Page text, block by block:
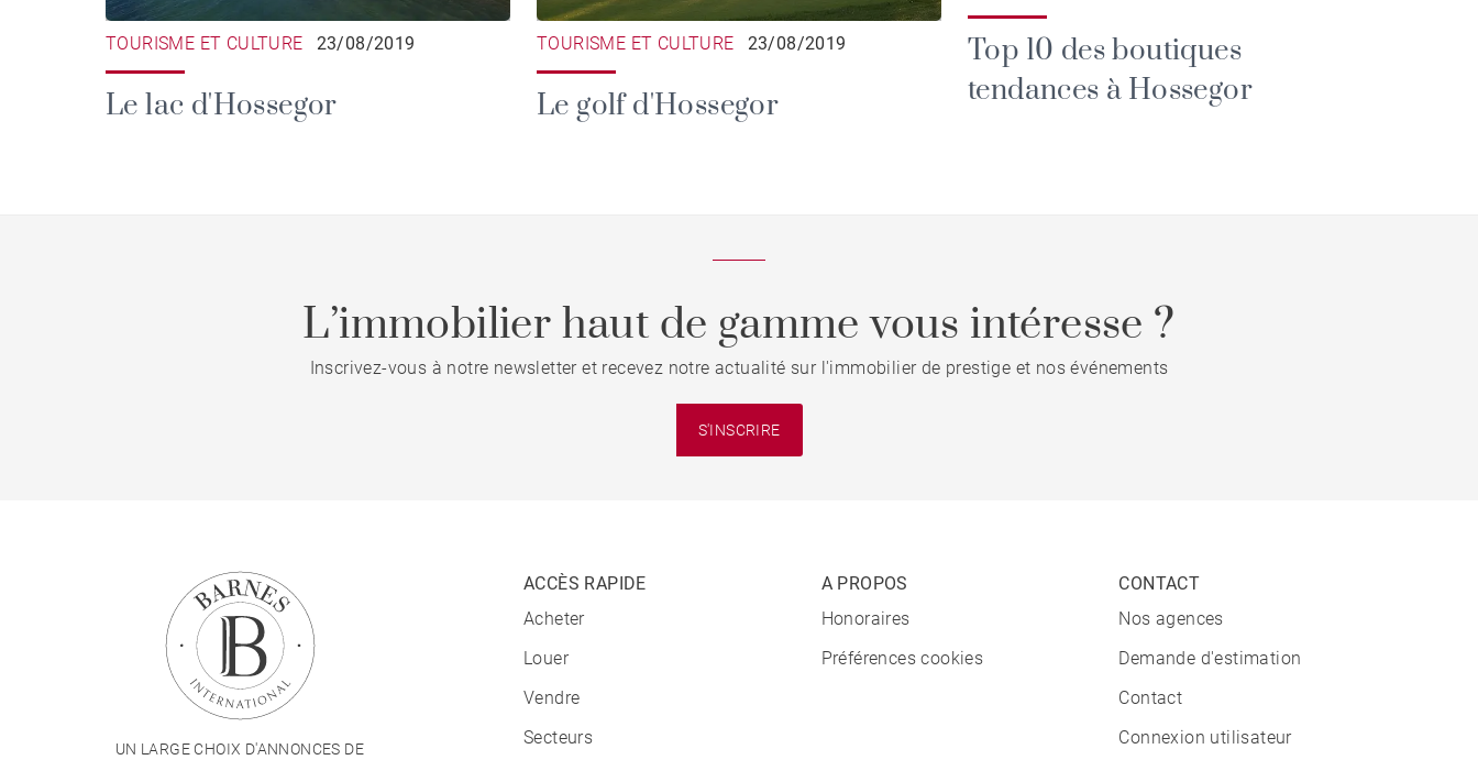
TOURISME ET CULTURE 23/08/2019
Le lac d'Hossegor
TOURISME ET CULTURE 23/08/2019
Le golf d'Hossegor
Top 10 des boutiques
tendances à Hossegor
L’immobilier haut de gamme vous intéresse ?
Inscrivez-vous à notre newsletter et recevez notre actualité sur l'immobilier de prestige et nos événements
S'INSCRIRE
UN LARGE CHOIX D'ANNONCES DE
ACCÈS RAPIDE
Acheter
Louer
Vendre
Secteurs
A PROPOS
Honoraires
Préférences cookies
CONTACT
Nos agences
Demande d'estimation
Contact
Connexion utilisateur